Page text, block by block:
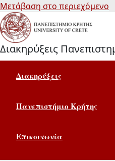
Μετάβαση στο περιεχόμενο
Διακηρύξεις
Διακηρύξεις
Πανεπιστήμιο Κρήτης
Επικοινωνία